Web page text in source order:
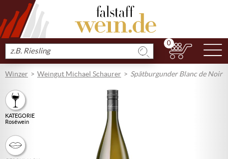
Produkt
suchen
0
Winzer Weingut Michael Schaurer Spätburgunder Blanc de Noir
KATEGORIE
Roséwein